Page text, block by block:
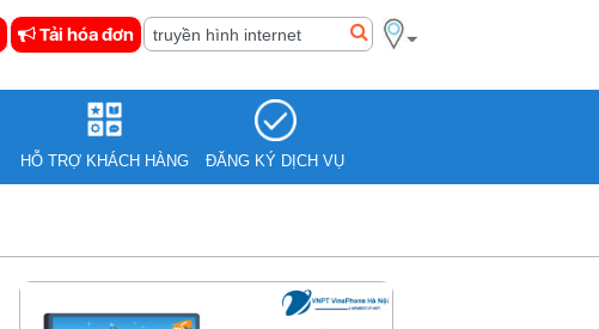
Tải hóa đơn
HỖ TRỢ KHÁCH HÀNG ĐĂNG KÝ DỊCH VỤ